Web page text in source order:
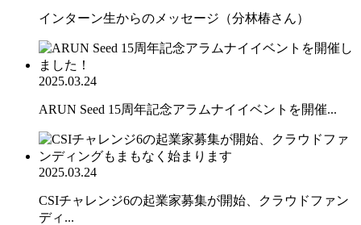
インターン生からのメッセージ（分林椿さん）
2025.03.24
ARUN Seed 15周年記念アラムナイイベントを開催...
2025.03.24
CSIチャレンジ6の起業家募集が開始、クラウドファン
ディ...